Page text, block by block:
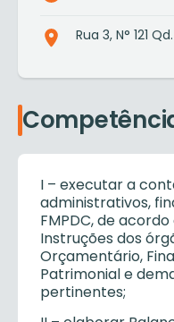
Rua 3, N° 121
I – executar a
administrativos,
FMPDC, de
Instruções dos
Orçamentário,
Patrimonial e
pertinentes;